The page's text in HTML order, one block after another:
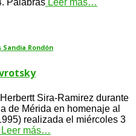
Sandia Rondón
Sira-Ramirez durante
de Mérida en homenaje al
realizada el miércoles 3
Leer más…